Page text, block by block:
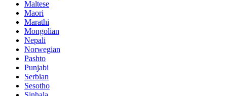
Maltese
Maori
Marathi
Mongolian
Nepali
Norwegian
Pashto
Punjabi
Serbian
Sesotho